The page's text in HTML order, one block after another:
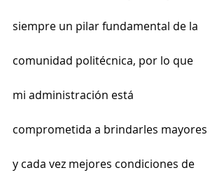
siempre un pilar fundamental de la
comunidad politécnica, por lo que
mi administración está
comprometida a brindarles mayores
y cada vez mejores condiciones de